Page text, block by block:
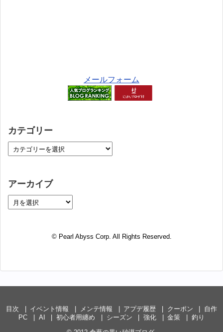
メールフォーム
カテゴリー
アーカイブ
© Pearl Abyss Corp. All Rights Reserved.
目次 イベント情報 メンテ情報 アプデ履歴 クーポン
自作
PC
AI 初心者用纏め シーズン 強化 金策
釣り